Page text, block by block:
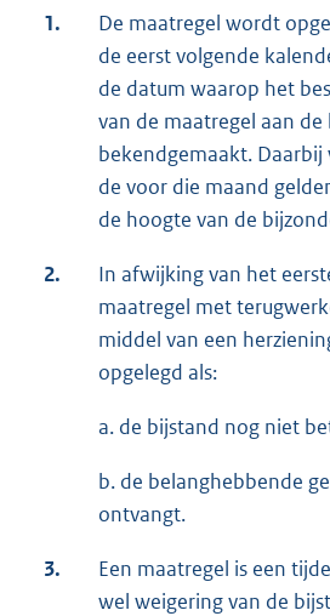
1.
De maatregel wordt
de eerst volgende
de datum waarop het
van de maatregel aan
bekendgemaakt.
de voor die maand
de hoogte van de
2.
In afwijking van het
maatregel met
middel van een
opgelegd als:
a. de bijstand nog niet
b. de belanghebbende
ontvangt.
3.
Een maatregel is een
wel weigering van de